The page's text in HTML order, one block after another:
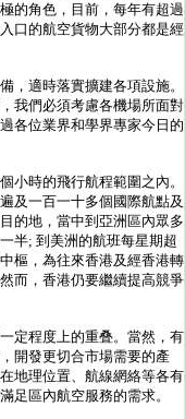
的角色，目前，每年有超過
口的航空貨物大部分都是經
適時落實擴建各項設施。
我們必須考慮各機場所面對
各位業界和學界專家今日的
時的飛行航程範圍之內。
及一百一十多個國際航點及
的地，當中到亞洲區內眾多
半; 到美洲的航班每星期超
樞，為往來香港及經香港轉
而，香港仍要繼續提高競爭
定程度上的重叠。當然，有
開發更切合市場需要的產
地理位置、航線網絡等各有
足區內航空服務的需求。